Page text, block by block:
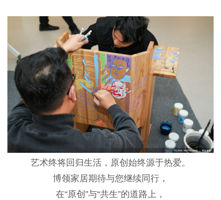
艺术终将回归生活，原创始终源于热爱。
博领家居期待与您继续同行，
在“原创”与“共生”的道路上，